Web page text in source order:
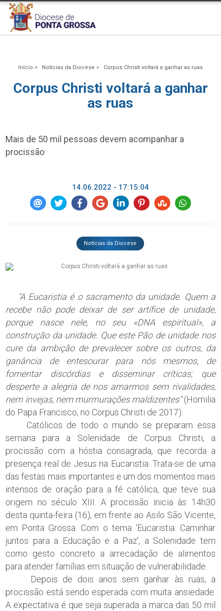
Início > Notícias da Diocese > Corpus Christi voltará a ganhar as ruas
Corpus Christi voltará a ganhar
as ruas
Mais de 50 mil pessoas devem acompanhar a
procissão
14.06.2022 - 17:15:04
Notícias da Diocese
"A Eucaristia é o sacramento da unidade. Quem a
recebe não pode deixar de ser artífice de unidade,
porque nasce nele, no seu «DNA espiritual», a
construção da unidade. Que este Pão de unidade nos
cure da ambição de prevalecer sobre os outros, da
ganância de entesourar para nós mesmos, de
fomentar discórdias e disseminar críticas; que
desperte a alegria de nos amarmos sem rivalidades,
nem invejas, nem murmurações maldizentes"(Homilia
do Papa Francisco, no Corpus Christi de 2017).
Católicos de todo o mundo se preparam essa
semana para a Solenidade de Corpus Christi, a
procissão com a hóstia consagrada, que recorda a
presença real de Jesus na Eucaristia. Trata-se de uma
das festas mais importantes e um dos momentos mais
intensos de oração para a fé católica, que teve sua
origem no século XIII. A procissão inicia às 14h30
desta quinta-feira (16), em frente ao Asilo São Vicente,
em Ponta Grossa. Com o tema ‘Eucaristia: Caminhar
juntos para a Educação e a Paz’, a Solenidade tem
como gesto concreto a arrecadação de alimentos
para atender famílias em situação de vulnerabilidade.
Depois de dois anos sem ganhar às ruas, a
procissão está sendo esperada com muita ansiedade.
A expectativa é que seja superada a marca das 50 mil